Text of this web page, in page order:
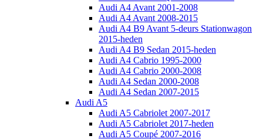
Audi A4 Avant 2001-2008
Audi A4 Avant 2008-2015
Audi A4 B9 Avant 5-deurs Stationwagon
2015-heden
Audi A4 B9 Sedan 2015-heden
Audi A4 Cabrio 1995-2000
Audi A4 Cabrio 2000-2008
Audi A4 Sedan 2000-2008
Audi A4 Sedan 2007-2015
Audi A5
Audi A5 Cabriolet 2007-2017
Audi A5 Cabriolet 2017-heden
Audi A5 Coupé 2007-2016